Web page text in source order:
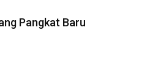
Pangkat Baru